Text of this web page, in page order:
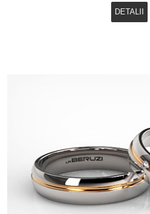
DETALII